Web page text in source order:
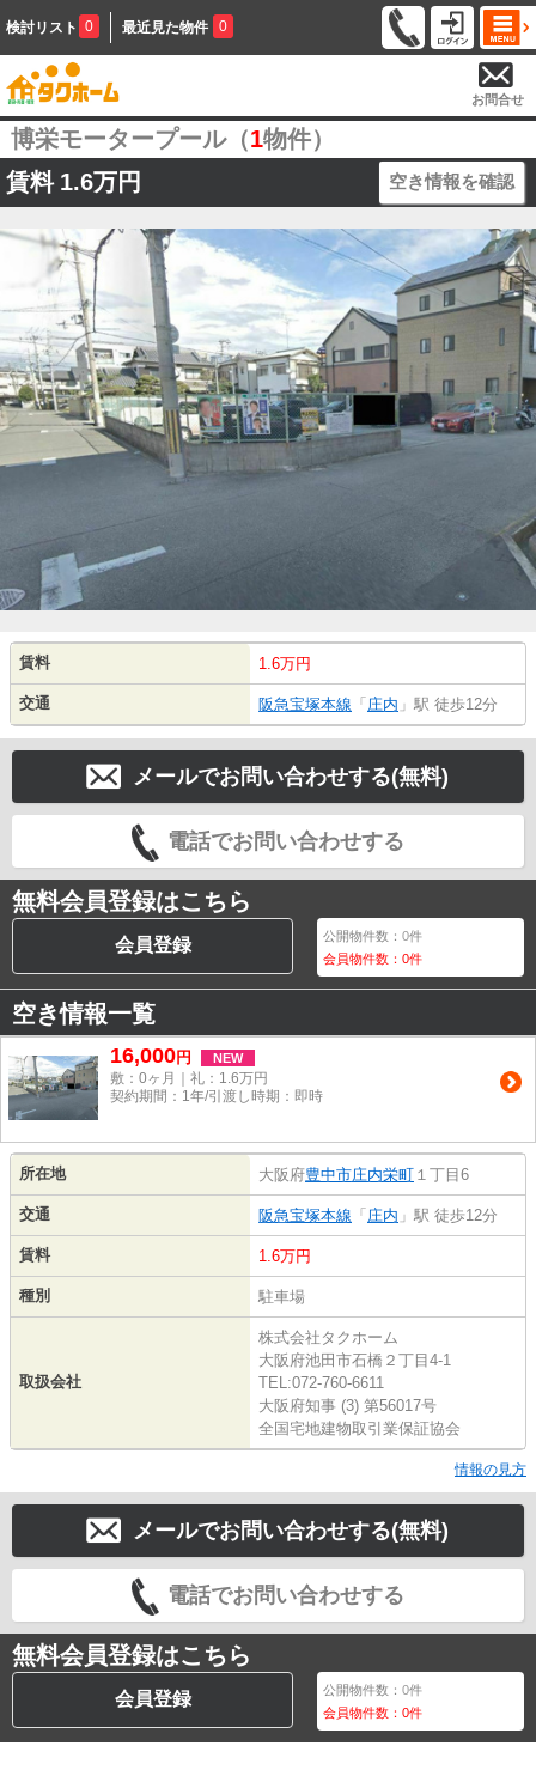
検討リスト 0 最近見た物件 0
お問合せ
博栄モータープール（1物件）
賃料 1.6万円 空き情報を確認
賃料 1.6万円
交通 阪急宝塚本線 「 庄内 」駅 徒歩12分
メールでお問い合わせする(無料)
電話でお問い合わせする
無料会員登録はこちら
会員登録 公開物件数：0件
会員物件数：0件
空き情報一覧
16,000円 NEW
敷：0ヶ月｜礼：1.6万円
契約期間：1年/引渡し時期：即時
所在地 大阪府豊中市庄内栄町 １丁目6
交通 阪急宝塚本線 「 庄内 」駅 徒歩12分
賃料 1.6万円
種別 駐車場
取扱会社
株式会社タクホーム
大阪府池田市石橋２丁目4-1
TEL:072-760-6611
大阪府知事 (3) 第56017号
全国宅地建物取引業保証協会
情報の見方
メールでお問い合わせする(無料)
電話でお問い合わせする
無料会員登録はこちら
会員登録 公開物件数：0件
会員物件数：0件